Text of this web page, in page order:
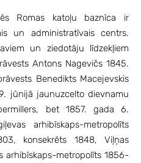
Romas katoļu baznīca ir
un administratīvais centrs.
un ziedotāju līdzekļiem
Antons Nagevičs 1845.
Benedikts Macejevskis
jūnijā jaunuzcelto dievnamu
bet 1857. gada 6.
arhibīskaps-metropolīts
konsekrēts 1848, Viļņas
arhibīskaps-metropolīts 1856-